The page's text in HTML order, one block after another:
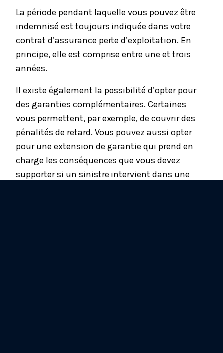
La période pendant laquelle vous pouvez être
indemnisé est toujours indiquée dans votre
contrat d’assurance perte d’exploitation. En
principe, elle est comprise entre une et trois
années.
Il existe également la possibilité d’opter pour
des garanties complémentaires. Certaines
vous permettent, par exemple, de couvrir des
pénalités de retard. Vous pouvez aussi opter
pour une extension de garantie qui prend en
charge les conséquences que vous devez
supporter si un sinistre intervient dans une